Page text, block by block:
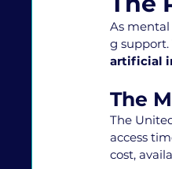
As mental
g support.
artificial
The
The
access
cost,